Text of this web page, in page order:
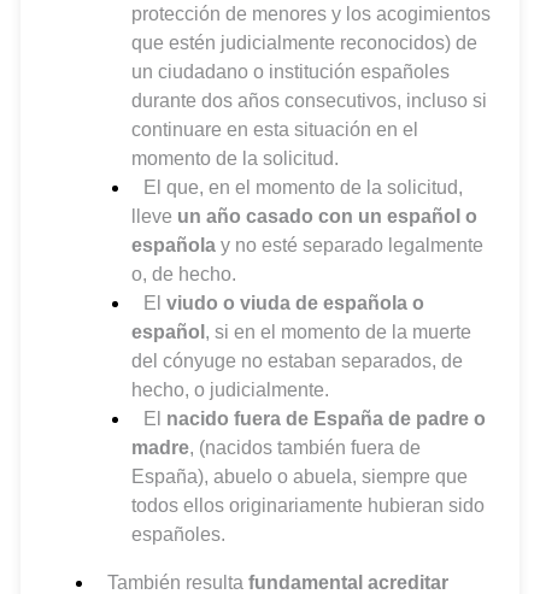
protección de menores y los acogimientos
que estén judicialmente reconocidos) de
un ciudadano o institución españoles
durante dos años consecutivos, incluso si
continuare en esta situación en el
momento de la solicitud.
El que, en el momento de la solicitud,
lleve un año casado con un español o
españolay no esté separado legalmente
o, de hecho.
El viudo o viuda de española o
español , si en el momento de la muerte
del cónyuge no estaban separados, de
hecho, o judicialmente.
El nacido fuera de España de padre o
madre, (nacidos también fuera de
España), abuelo o abuela, siempre que
todos ellos originariamente hubieran sido
españoles.
También resulta fundamental acreditar